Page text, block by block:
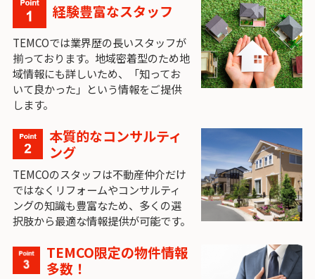
経験豊富なスタッフ
TEMCOでは業界歴の長いスタッフが
揃っております。地域密着型のため地
域情報にも詳しいため、「知ってお
いて良かった」という情報をご提供
します。
本質的なコンサルティ
ング
TEMCOのスタッフは不動産仲介だけ
ではなくリフォームやコンサルティ
ングの知識も豊富なため、多くの選
択肢から最適な情報提供が可能です。
TEMCO限定の物件情報
多数！